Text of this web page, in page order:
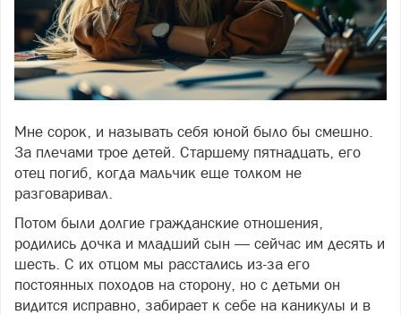
Фото: фото: freepik
Мне сорок, и называть себя юной было бы смешно.
За плечами трое детей. Старшему пятнадцать, его
отец погиб, когда мальчик еще толком не
разговаривал.
Потом были долгие гражданские отношения,
родились дочка и младший сын — сейчас им десять и
шесть. С их отцом мы расстались из-за его
постоянных походов на сторону, но с детьми он
видится исправно, забирает к себе на каникулы и в